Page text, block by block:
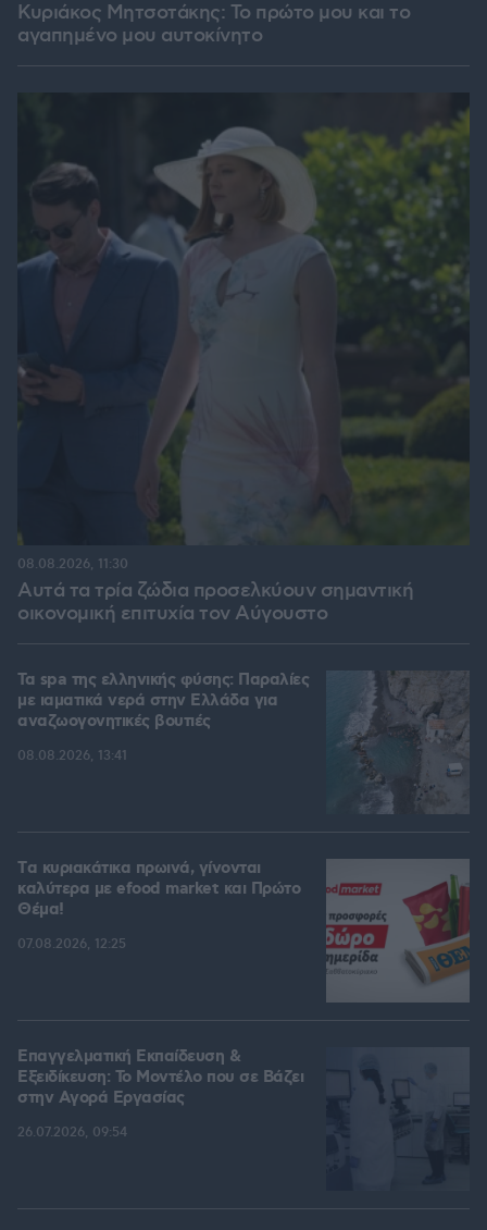
Κυριάκος Μητσοτάκης: Το πρώτο μου και το
αγαπημένο μου αυτοκίνητο
Αυτά τα τρία ζώδια προσελκύουν σημαντική
οικονομική επιτυχία τον Αύγουστο
08.08.2026, 11:30
Τα spa της ελληνικής φύσης: Παραλίες
με ιαματικά νερά στην Ελλάδα για
αναζωογονητικές βουτιές
08.08.2026, 13:41
Tα κυριακάτικα πρωινά, γίνονται
καλύτερα με efood market και Πρώτο
Θέμα!
07.08.2026, 12:25
Επαγγελματική Εκπαίδευση &
Εξειδίκευση: Το Mοντέλο που σε Bάζει
στην Aγορά Eργασίας
26.07.2026, 09:54